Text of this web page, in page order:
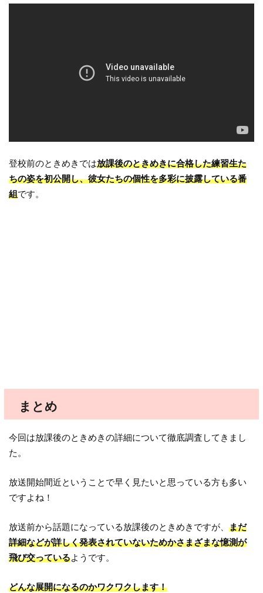
登校前のときめきでは放課後のときめきに合格した練習生た
ちの姿を初公開し、彼女たちの個性を多彩に披露している番
組です。
まとめ
今回は放課後のときめきの詳細について徹底調査してきまし
た。
放送開始間近ということで早く見たいと思っている方も多い
ですよね！
放送前から話題になっている放課後のときめきですが、まだ
詳細などが詳しく発表されていないためかさまざまな憶測が
飛び交っているようです。
どんな展開になるのかワクワクします！